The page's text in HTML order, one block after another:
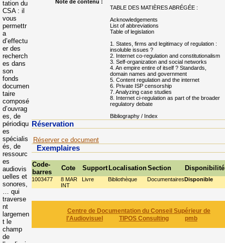
Note de contenu :
TABLE DES MATIÈRES ABRÉGÉE :
Acknowledgements
List of abbreviations
Table of legislation
1. States, firms and legitimacy of regulation :
insoluble issues ?
2. Internet co-regulation and constitutionalism
3. Self-organization and social networks
4. An empire entire of itself ? Standards,
domain names and government
5. Content regulation and the internet
6. Private ISP censorship
7. Analyzing case studies
8. Internet ci-regulation as part of the broader
regulatory debate
Bibliography / Index
Réservation
Réserver ce document
Exemplaires
Code-
barres
Cote Support LocalisationSection Disponibilité
1003477
8 MAR
INT
Livre Bibliothèque Documentaires Disponible
Centre de Documentation du Conseil Supérieur de
l'Audiovisuel
TIPOS Consulting pmb
tation du
CSA : il
vous
permettr
a
d’effectu
er des
recherch
es dans
son
fonds
documen
taire
composé
d’ouvrag
es, de
périodiqu
es
spécialis
és, de
ressourc
es
audiovis
uelles et
sonores,
… qui
traverse
nt
largemen
t le
champ
de